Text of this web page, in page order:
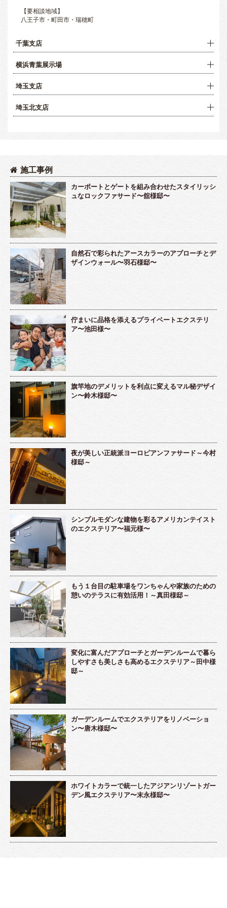
【要相談地域】
八王子市・町田市・瑞穂町
千葉支店
横浜青葉展示場
埼玉支店
埼玉北支店
施工事例
カーポートとゲートを組み合わせたスタイリッシ
ュなロックファサード〜舘様邸〜
自然石で彩られたアースカラーのアプローチとデ
ザインウォール〜羽石様邸〜
佇まいに品格を添えるプライベートエクステリ
ア〜池田様〜
旗竿地のデメリットを利点に変えるマル秘デザイ
ン〜鈴木様邸〜
夜が美しい正統派ヨーロピアンファサード～今村
様邸～
シンプルモダンな建物を彩るアメリカンテイスト
のエクステリア〜福元様〜
もう１台目の駐車場をワンちゃんや家族のための
憩いのテラスに有効活用！～真田様邸～
変化に富んだアプローチとガーデンルームで暮ら
しやすさも美しさも高めるエクステリア～田中様
邸～
ガーデンルームでエクステリアをリノベーショ
ン〜唐木様邸〜
ホワイトカラーで統一したアジアンリゾートガー
デン風エクステリア〜末永様邸〜